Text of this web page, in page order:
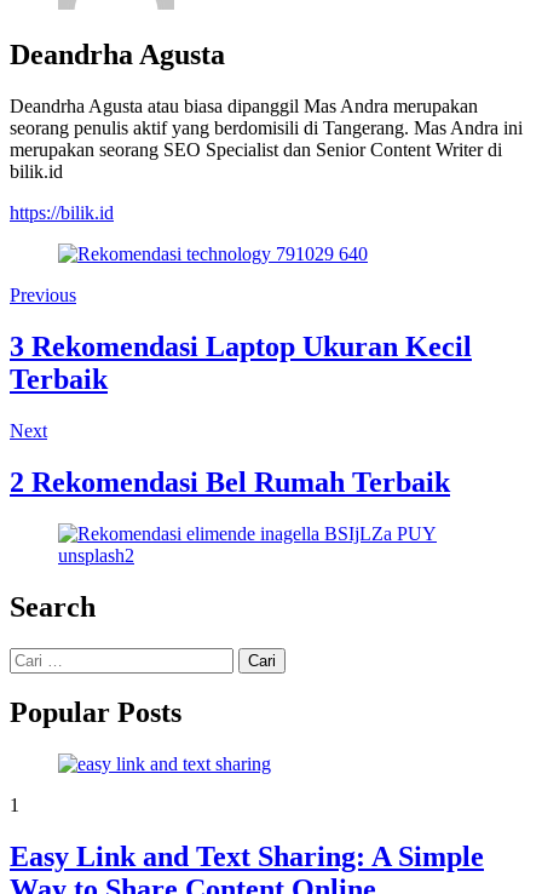
Deandrha Agusta
Deandrha Agusta atau biasa dipanggil Mas Andra merupakan
seorang penulis aktif yang berdomisili di Tangerang. Mas Andra ini
merupakan seorang SEO Specialist dan Senior Content Writer di
bilik.id
https://bilik.id
Previous
3 Rekomendasi Laptop Ukuran Kecil
Terbaik
Next
2 Rekomendasi Bel Rumah Terbaik
Search
Cari
untuk:
Popular Posts
1
Easy Link and Text Sharing: A Simple